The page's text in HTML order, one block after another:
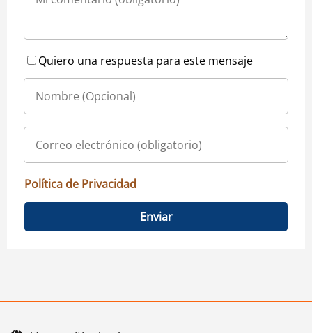
Quiero una respuesta para este mensaje
Política de Privacidad
Enviar